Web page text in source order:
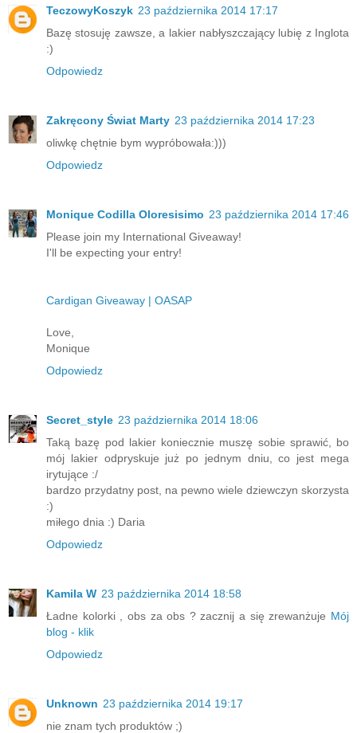
TeczowyKoszyk 23 października 2014 17:17
Bazę stosuję zawsze, a lakier nabłyszczający lubię z Inglota
:)
Odpowiedz
Zakręcony Świat Marty 23 października 2014 17:23
oliwkę chętnie bym wypróbowała:)))
Odpowiedz
Monique Codilla Oloresisimo 23 października 2014 17:46
Please join my International Giveaway!
I'll be expecting your entry!
Cardigan Giveaway | OASAP
Love,
Monique
Odpowiedz
Secret_style 23 października 2014 18:06
Taką bazę pod lakier koniecznie muszę sobie sprawić, bo
mój lakier odpryskuje już po jednym dniu, co jest mega
irytujące :/
bardzo przydatny post, na pewno wiele dziewczyn skorzysta
:)
miłego dnia :) Daria
Odpowiedz
Kamila W 23 października 2014 18:58
Ładne kolorki , obs za obs ? zacznij a się zrewanżuje Mój
blog - klik
Odpowiedz
Unknown 23 października 2014 19:17
nie znam tych produktów ;)